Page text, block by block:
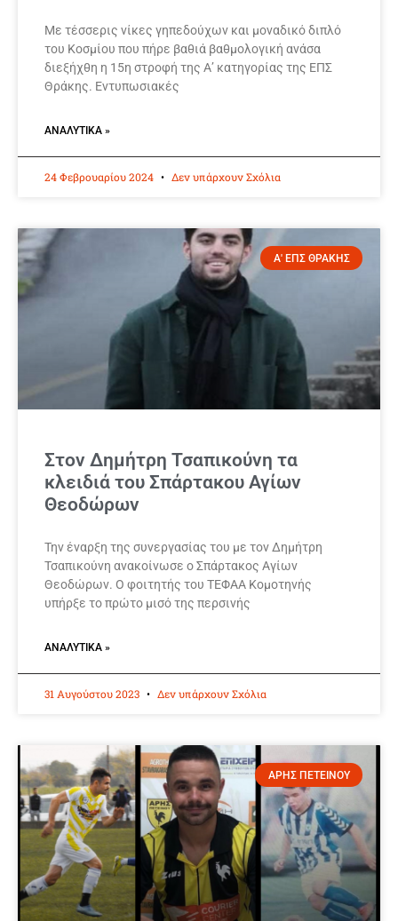
Με τέσσερις νίκες γηπεδούχων και μοναδικό διπλό
του Κοσμίου που πήρε βαθιά βαθμολογική ανάσα
διεξήχθη η 15η στροφή της Α’ κατηγορίας της ΕΠΣ
Θράκης. Εντυπωσιακές
ΑΝΑΛΥΤΙΚΆ »
24 Φεβρουαρίου 2024 Δεν υπάρχουν Σχόλια
Α' ΕΠΣ ΘΡΑΚΗΣ
Στον Δημήτρη Τσαπικούνη τα
κλειδιά του Σπάρτακου Αγίων
Θεοδώρων
Την έναρξη της συνεργασίας του με τον Δημήτρη
Τσαπικούνη ανακοίνωσε ο Σπάρτακος Αγίων
Θεοδώρων. Ο φοιτητής του ΤΕΦΑΑ Κομοτηνής
υπήρξε το πρώτο μισό της περσινής
ΑΝΑΛΥΤΙΚΆ »
31 Αυγούστου 2023 Δεν υπάρχουν Σχόλια
ΑΡΗΣ ΠΕΤΕΙΝΟΥ